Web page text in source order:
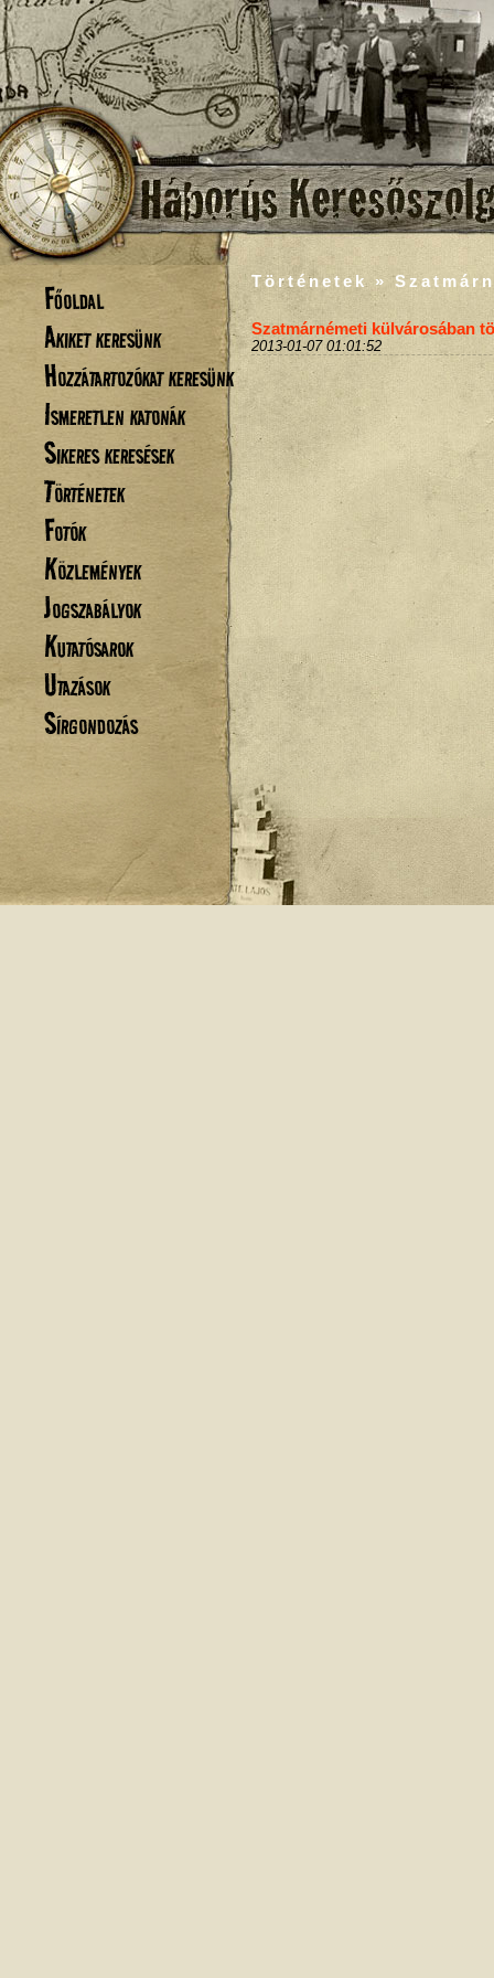
Főoldal
Akiket keresünk
Hozzátartozókat keresünk
Ismeretlen katonák
Sikeres keresések
Történetek
Fotók
Közlemények
Jogszabályok
Kutatósarok
Utazások
Sírgondozás
Történetek »
Szatmárnémeti külvárosában
2013-01-07 01:01:52